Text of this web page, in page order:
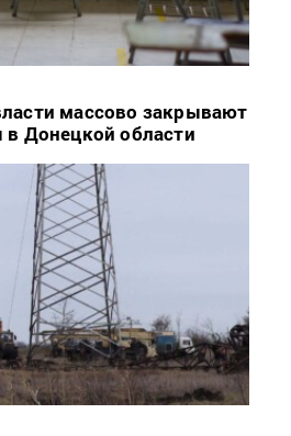
массово закрывают
Донецкой области